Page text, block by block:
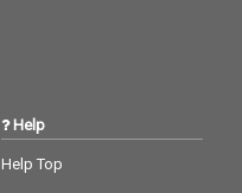
Help
Help Top